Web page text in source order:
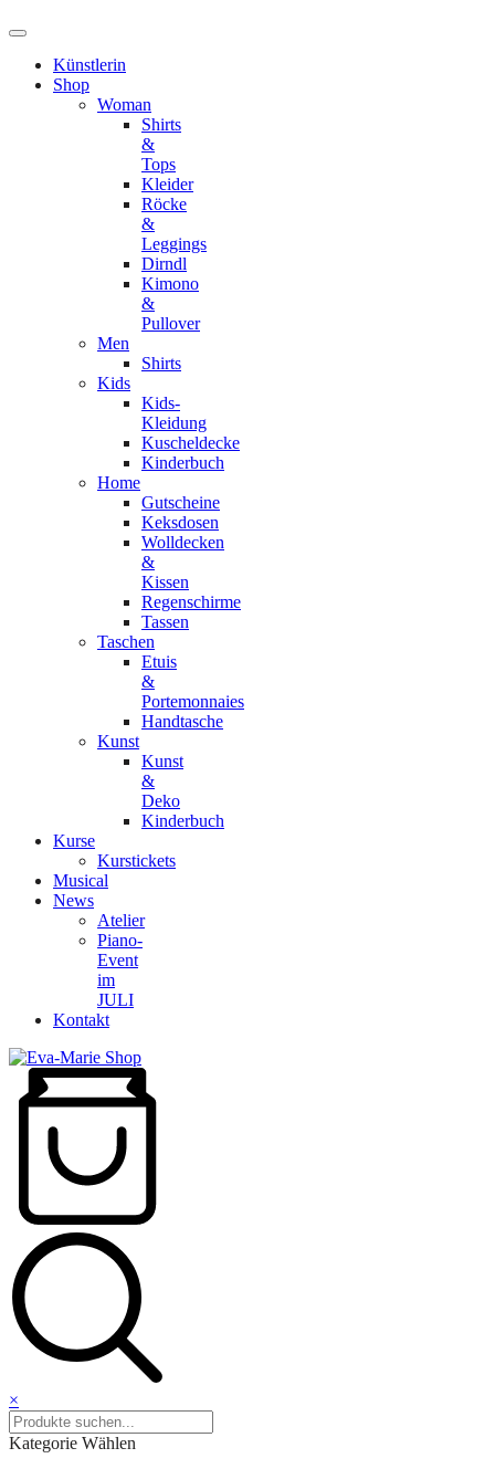
Künstlerin
Shop
Woman
Shirts
&
Tops
Kleider
Röcke
&
Leggings
Dirndl
Kimono
&
Pullover
Men
Shirts
Kids
Kids-
Kleidung
Kuscheldecke
Kinderbuch
Home
Gutscheine
Keksdosen
Wolldecken
&
Kissen
Regenschirme
Tassen
Taschen
Etuis
&
Portemonnaies
Handtasche
Kunst
Kunst
&
Deko
Kinderbuch
Kurse
Kurstickets
Musical
News
Atelier
Piano-
Event
im
JULI
Kontakt
×
Kategorie Wählen